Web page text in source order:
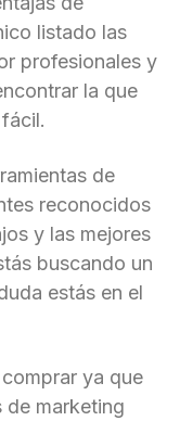
listado las
profesionales y
la que
de
reconocidos
y las mejores
buscando un
estás en el
ya que
de marketing